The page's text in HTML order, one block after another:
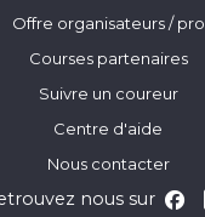
Offre organisateurs / pro
Courses partenaires
Suivre un coureur
Centre d'aide
Nous contacter
nous sur